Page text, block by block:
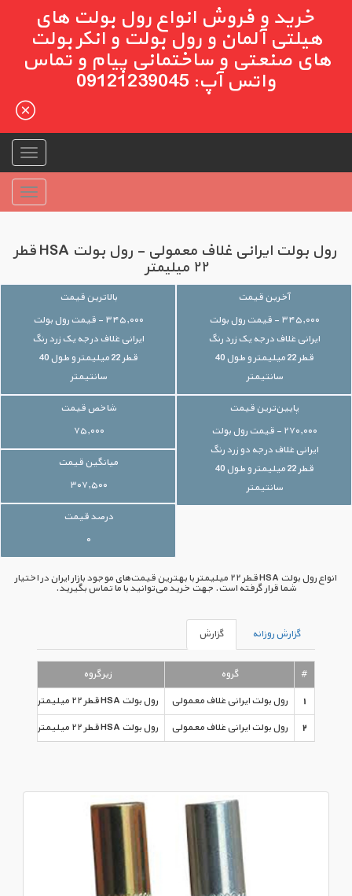
خرید و فروش انواع رول بولت های
هیلتی آلمان و رول بولت و انکر بولت
های صنعتی و ساختمانی پیام و تماس
واتس آپ: 09121239045
رول بولت ایرانی غلاف معمولی - رول بولت HSA قطر
۲۲ میلیمتر
آخرین قیمت
۳۴۵,۰۰۰ - قیمت رول بولت
ایرانی غلاف درجه یک زرد رنگ
قطر 22 میلیمتر و طول 40
سانتیمتر
بالاترین قیمت
۳۴۵,۰۰۰ - قیمت رول بولت
ایرانی غلاف درجه یک زرد رنگ
قطر 22 میلیمتر و طول 40
سانتیمتر
پایین‌ترین قیمت
۲۷۰,۰۰۰ - قیمت رول بولت
ایرانی غلاف درجه دو زرد رنگ
قطر 22 میلیمتر و طول 40
سانتیمتر
شاخص قیمت
۷۵,۰۰۰
میانگین قیمت
۳۰۷,۵۰۰
درصد قیمت
۰
انواع رول بولت HSA قطر ۲۲ میلیمتر با بهترین قیمت‌های موجود بازار ایران در اختیار
شما قرار گرفته است. جهت خرید می‌توانید با ما تماس بگیرید.
گزارش روزانه گزارش
# گروه
زیرگروه
1
رول بولت ایرانی غلاف معمولی رول بولت HSA قطر ۲۲ میلیمتر
2
رول بولت ایرانی غلاف معمولی رول بولت HSA قطر ۲۲ میلیمتر